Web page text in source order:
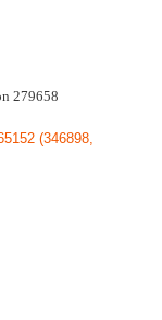
279658